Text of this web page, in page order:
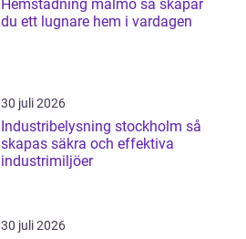
Hemstädning malmö så skapar
du ett lugnare hem i vardagen
30 juli 2026
Industribelysning stockholm så
skapas säkra och effektiva
industrimiljöer
30 juli 2026